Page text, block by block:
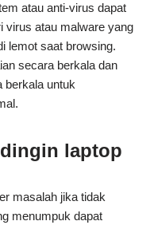
atau anti-virus dapat
virus atau malware yang
lemot saat browsing.
secara berkala dan
berkala untuk
laptop
masalah jika tidak
menumpuk dapat